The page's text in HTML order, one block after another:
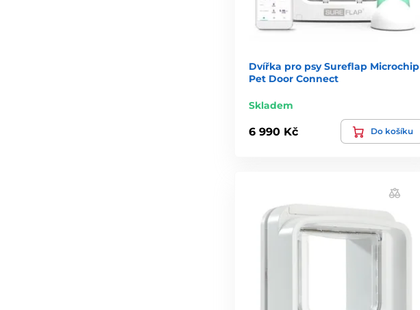
Dvířka pro psy Sureflap Microchip
Pet Door Connect
Skladem
6 990 Kč Do košíku